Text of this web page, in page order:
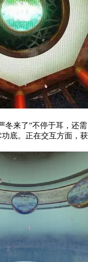
来了”不停于耳，还需
底。正在交互方面，获